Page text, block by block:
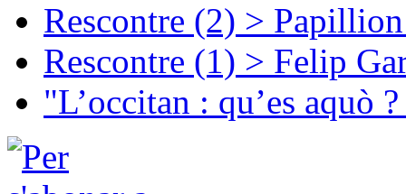
Rescontre (2) >
Rescontre (1) > Felip
"L’occitan : qu’es aquò